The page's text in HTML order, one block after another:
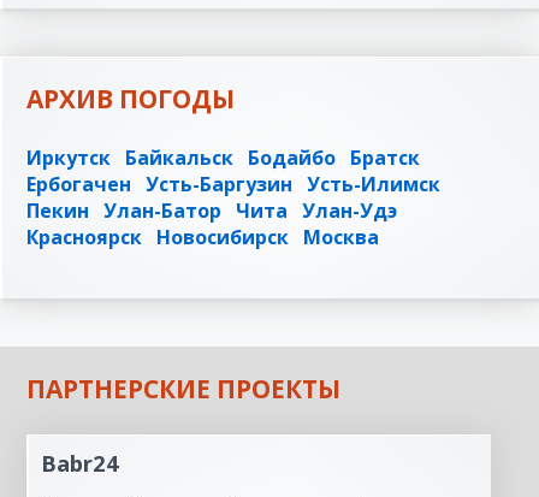
АРХИВ ПОГОДЫ
Иркутск Байкальск Бодайбо Братск
Ербогачен Усть-Баргузин Усть-Илимск
Пекин Улан-Батор Чита Улан-Удэ
Красноярск Новосибирск Москва
ПАРТНЕРСКИЕ ПРОЕКТЫ
Babr24